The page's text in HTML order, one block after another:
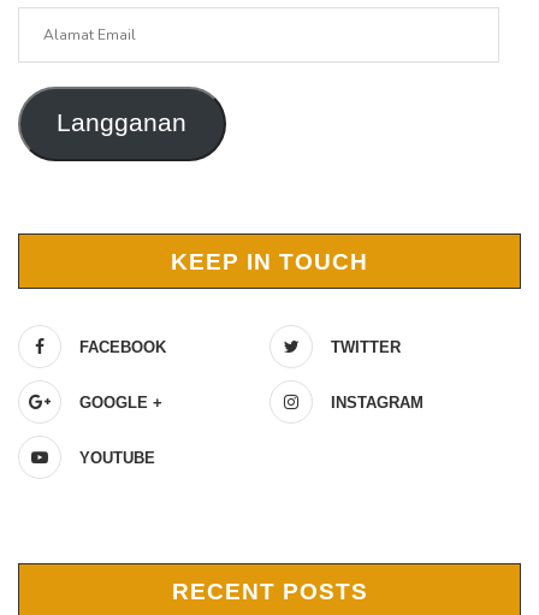
Langganan
KEEP IN TOUCH
FACEBOOK TWITTER
GOOGLE + INSTAGRAM
YOUTUBE
RECENT POSTS